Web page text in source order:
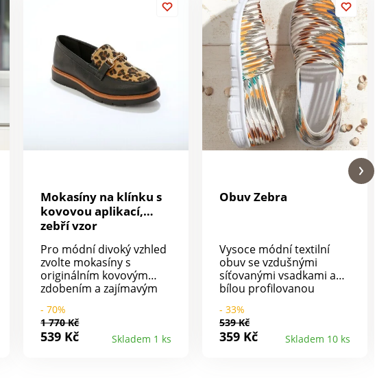
Mokasíny na klínku s
kovovou aplikací,
zebří vzor
Pro módní divoký vzhled
zvolte mokasíny s
originálním kovovým
zdobením a zajímavým
textilní vsadkou se
zebřím vzorem a s
kovovou aplikací.
- 70%
1 770 Kč
539 Kč Skladem 1 ks
Obuv Zebra
Vysoce módní textilní
obuv se vzdušnými
síťovanými vsadkami a
bílou profilovanou
příjemným odpružením.
Klínek cca 1,5 cm.
- 33%
539 Kč
359 Kč Skladem 10 ks